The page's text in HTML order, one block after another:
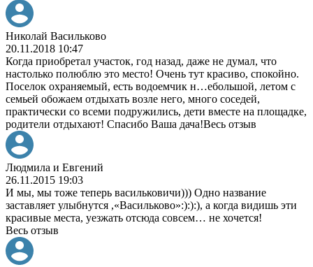
Николай Васильково
20.11.2018 10:47
Когда приобретал участок, год назад, даже не думал, что
настолько полюблю это место! Очень тут красиво, спокойно.
Поселок охраняемый, есть водоемчик н…ебольшой, летом с
семьей обожаем отдыхать возле него, много соседей,
практически со всеми подружились, дети вместе на площадке,
родители отдыхают! Спасибо Ваша дача!Весь отзыв
Людмила и Евгений
26.11.2015 19:03
И мы, мы тоже теперь васильковичи))) Одно название
заставляет улыбнутся ,«Васильково»:):):), а когда видишь эти
красивые места, уезжать отсюда совсем… не хочется!
Весь отзыв